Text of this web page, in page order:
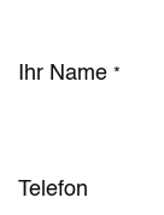
Ihr Name *
Telefon